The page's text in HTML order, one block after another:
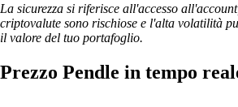
La sicurezza si riferisce all'accesso
criptovalute sono rischiose e l'alta volatilità
il valore del tuo portafoglio.
Prezzo Pendle in tempo